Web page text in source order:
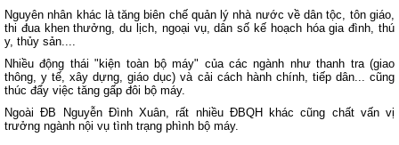
Nguyên nhân khác là tăng biên chế quản lý nhà nước về dân tộc, tôn giáo,
thi đua khen thưởng, du lịch, ngoại vụ, dân số kế hoạch hóa gia đình, thú
y, thủy sản....
Nhiều động thái "kiện toàn bộ máy" của các ngành như thanh tra (giao
thông, y tế, xây dựng, giáo dục) và cải cách hành chính, tiếp dân... cũng
thúc đẩy việc tăng gấp đôi bộ máy.
Ngoài ĐB Nguyễn Đình Xuân, rất nhiều ĐBQH khác cũng chất vấn vị
trưởng ngành nội vụ tình trạng phình bộ máy.